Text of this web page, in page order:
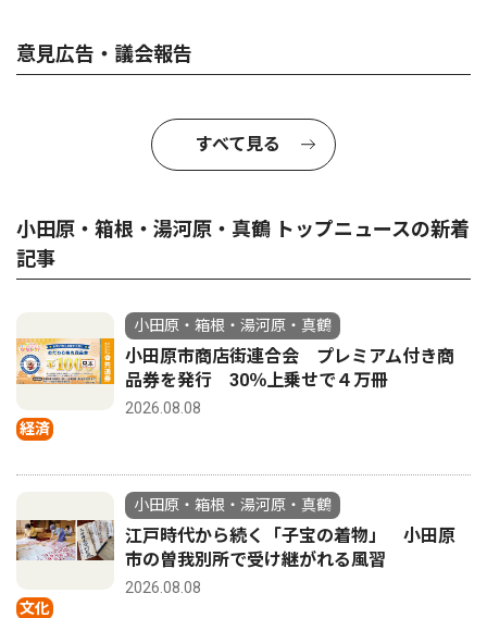
意見広告・議会報告
すべて見る
小田原・箱根・湯河原・真鶴 トップニュースの新着
記事
経済
小田原・箱根・湯河原・真鶴
小田原市商店街連合会 プレミアム付き商
品券を発行 30％上乗せで４万冊
2026.08.08
文化
小田原・箱根・湯河原・真鶴
江戸時代から続く「子宝の着物」 小田原
市の曽我別所で受け継がれる風習
2026.08.08